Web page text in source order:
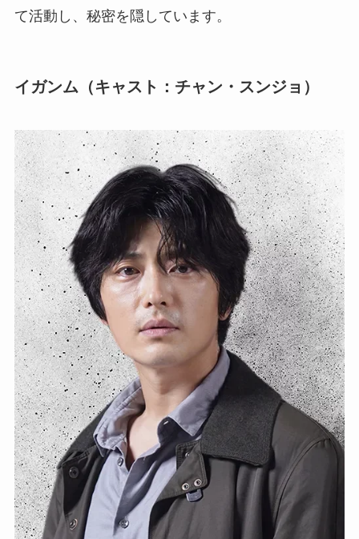
て活動し、秘密を隠しています。
イガンム（キャスト：チャン・スンジョ）